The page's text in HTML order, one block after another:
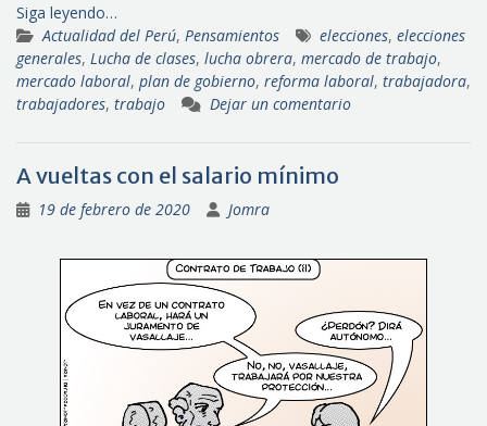
Siga leyendo…
Actualidad del Perú, Pensamientos elecciones, elecciones
generales, Lucha de clases, lucha obrera, mercado de trabajo,
mercado laboral, plan de gobierno, reforma laboral, trabajadora,
trabajadores, trabajo Dejar un comentario
A vueltas con el salario mínimo
19 de febrero de 2020 Jomra